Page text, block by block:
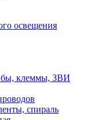
освещения
клеммы, ЗВИ
спираль